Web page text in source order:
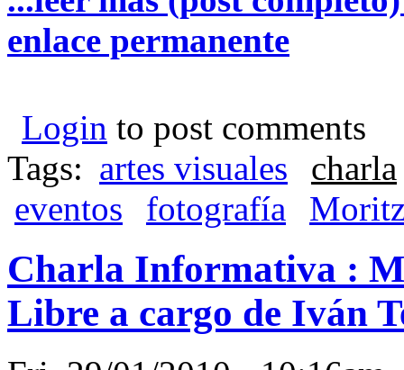
enlace permanente
Login to post comments
Tags: artes visuales
charla
eventos
fotografía
Charla Informativa :
Libre a cargo de Iván